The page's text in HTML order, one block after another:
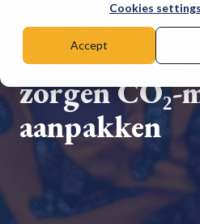
Cookies settings
Accept
Update
zorgen CO₂-
aanpakken